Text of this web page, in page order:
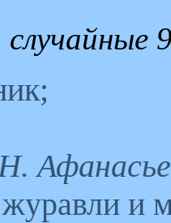
случайные
и